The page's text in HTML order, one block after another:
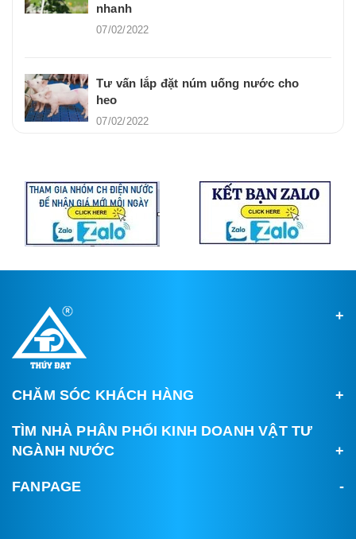
nhanh
07/02/2022
Tư vấn lắp đặt núm uống nước cho
heo
07/02/2022
CHĂM SÓC KHÁCH HÀNG
TÌM NHÀ PHÂN PHỐI KINH DOANH VẬT TƯ
NGÀNH NƯỚC
FANPAGE